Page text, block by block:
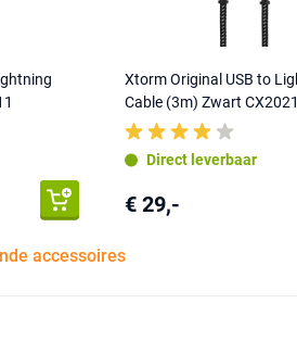
Xtorm Original USB to
Cable (3m) Zwart
Direct leverbaar
€ 29,-
accessoires